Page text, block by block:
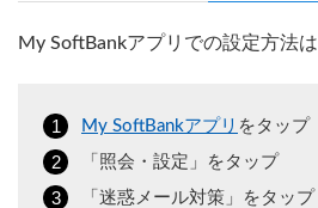
My SoftBankアプリでの設定方法
My SoftBankアプリ をタップ
「照会・設定」をタップ
「迷惑メール対策」をタップ